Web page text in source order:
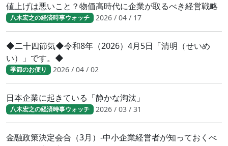
値上げは悪いこと？物価高時代に企業が取るべき経営戦略
八木宏之の経済時事ウォッチ 2026 / 04 / 17
◆二十四節気◆令和8年（2026）4月5日「清明（せいめ
い）」です。◆
季節のお便り 2026 / 04 / 02
日本企業に起きている「静かな淘汰」
八木宏之の経済時事ウォッチ 2026 / 03 / 31
金融政策決定会合（3月）-中小企業経営者が知っておくべ